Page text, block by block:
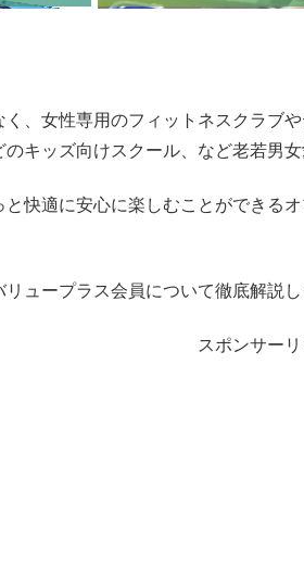
く、女性専用のフィットネスクラブ
キッズ向けスクール、など老若男女
と快適に安心に楽しむことができる
ュープラス会員について徹底解説し
スポンサーリ